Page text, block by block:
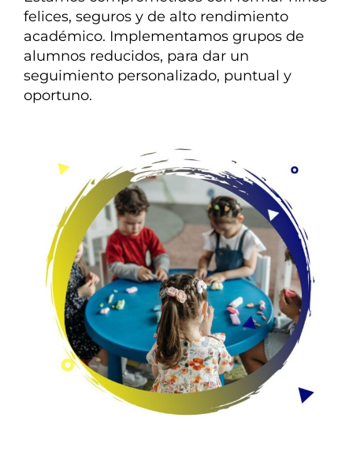
felices, seguros y de alto rendimiento
académico. Implementamos grupos de
alumnos reducidos, para dar un
seguimiento personalizado, puntual y
oportuno.